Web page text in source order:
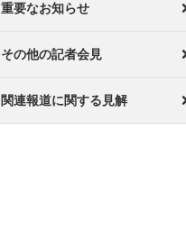
重要なお知らせ
その他の記者会見
関連報道に関する見解